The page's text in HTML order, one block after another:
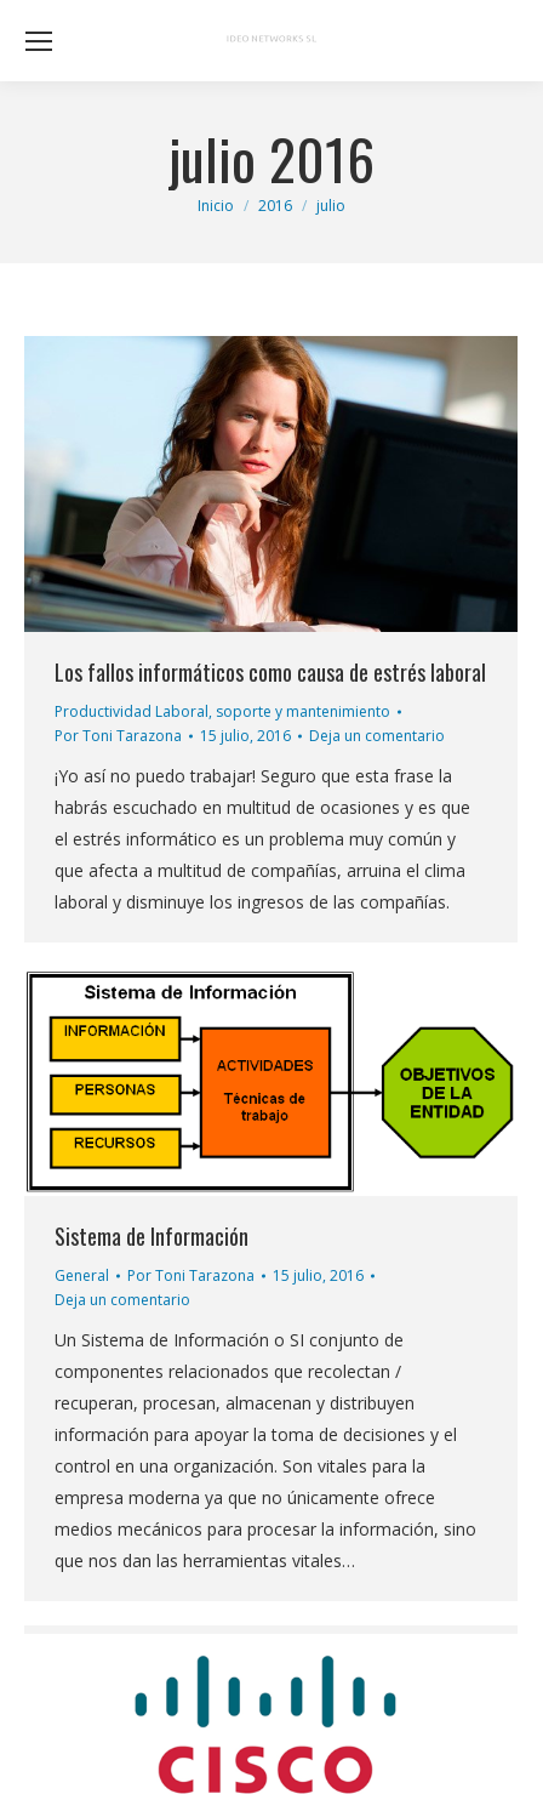
julio 2016
Estás aquí:
Inicio 2016 julio
Los fallos informáticos como causa de estrés laboral
Productividad Laboral, soporte y mantenimiento
PorToni Tarazona 15 julio, 2016 Deja un comentario
¡Yo así no puedo trabajar! Seguro que esta frase la
habrás escuchado en multitud de ocasiones y es que
el estrés informático es un problema muy común y
que afecta a multitud de compañías, arruina el clima
laboral y disminuye los ingresos de las compañías.
Sistema de Información
General PorToni Tarazona
15 julio, 2016
Deja un comentario
Un Sistema de Información o SI conjunto de
componentes relacionados que recolectan /
recuperan, procesan, almacenan y distribuyen
información para apoyar la toma de decisiones y el
control en una organización. Son vitales para la
empresa moderna ya que no únicamente ofrece
medios mecánicos para procesar la información, sino
que nos dan las herramientas vitales…